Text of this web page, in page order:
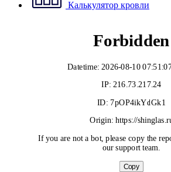
Калькулятор кровли